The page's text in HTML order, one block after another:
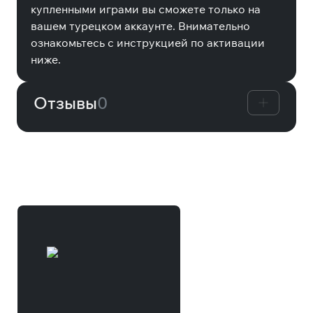
купленными играми вы сможете только на
вашем турецком аккаунте. Внимательно
ознакомьтесь с инструкцией по активации
ниже.
Отзывы0